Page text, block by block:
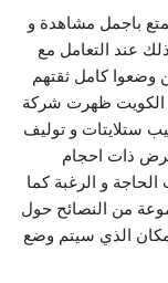
باجمل مشاهدة و
عند التعامل مع
وضعوا كامل ثقتهم
الكويت ظهرت شركة
ستلايتات و توليف
ذات احجام
و الرغبة كما
من النصائح حول
الذي سيتم وضع